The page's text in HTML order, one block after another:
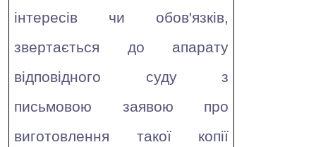
інтересів чи обов'язків,
звертається до апарату
відповідного суду з
письмовою заявою про
виготовлення такої копії